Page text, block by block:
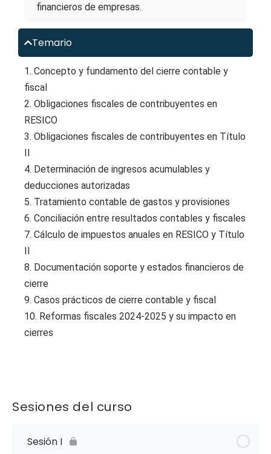
financieros de empresas.
Temario
1. Concepto y fundamento del cierre contable y
fiscal
2. Obligaciones fiscales de contribuyentes en
RESICO
3. Obligaciones fiscales de contribuyentes en Título
II
4. Determinación de ingresos acumulables y
deducciones autorizadas
5. Tratamiento contable de gastos y provisiones
6. Conciliación entre resultados contables y fiscales
7. Cálculo de impuestos anuales en RESICO y Título
II
8. Documentación soporte y estados financieros de
cierre
9. Casos prácticos de cierre contable y fiscal
10. Reformas fiscales 2024-2025 y su impacto en
cierres
Sesiones del curso
Sesión I